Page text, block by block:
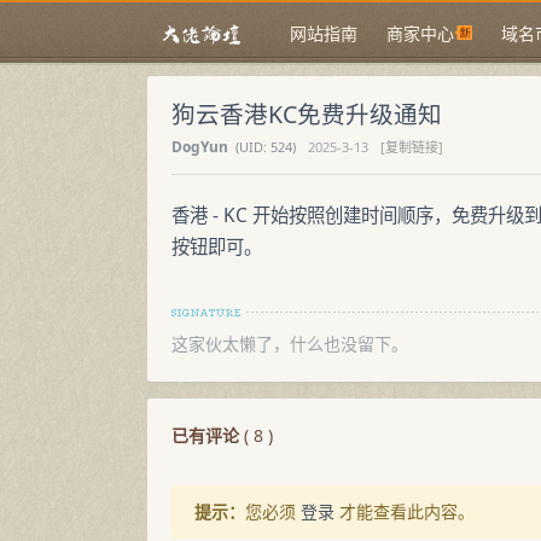
网站指南 商家中心 域名
狗云香港KC免费升级通知
DogYun (UID: 524) 2025-3-13 [复制链接]
香港 - KC 开始按照创建时间顺序，免费升级
按钮即可。
这家伙太懒了，什么也没留下。
已有评论( 8 )
提示： 您必须 登录 才能查看此内容。